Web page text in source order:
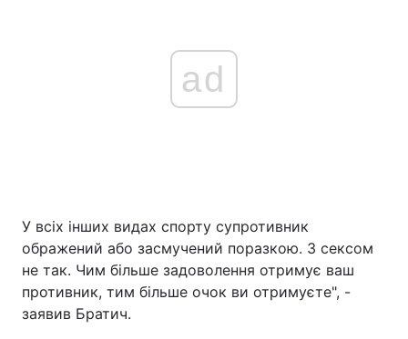
ad
У всіх інших видах спорту супротивник
ображений або засмучений поразкою. З сексом
не так. Чим більше задоволення отримує ваш
противник, тим більше очок ви отримуєте", -
заявив Братич.